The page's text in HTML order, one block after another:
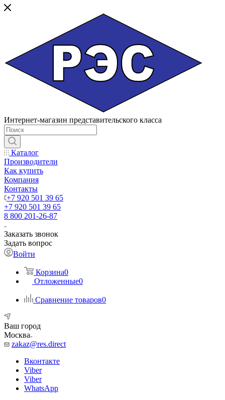
Интернет-магазин представительского класса
Каталог
Производители
Как купить
Компания
Контакты
+7 920 501 39 65
+7 920 501 39 65
8 800 201-26-87
Заказать звонок
Задать вопрос
Войти
Корзина0
Отложенные0
Сравнение товаров0
Ваш город
Москва
zakaz@res.direct
Вконтакте
Viber
Viber
WhatsApp